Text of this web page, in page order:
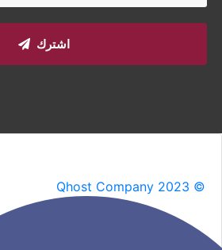
اشترك
Qhost Company 2023 ©